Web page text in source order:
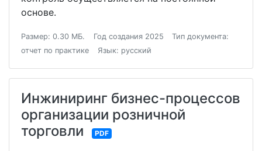
основе.
Размер: 0.30 МБ. Год создания 2025
Тип документа:
отчет по практике
Язык: русский
Инжиниринг бизнес-процессов
организации розничной
торговли
PDF